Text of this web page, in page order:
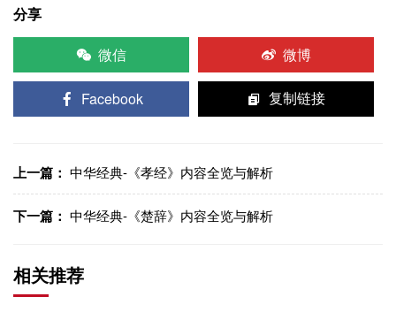
分享
微信
微博
Facebook 复制链接
上一篇： 中华经典-《孝经》内容全览与解析
下一篇： 中华经典-《楚辞》内容全览与解析
相关推荐